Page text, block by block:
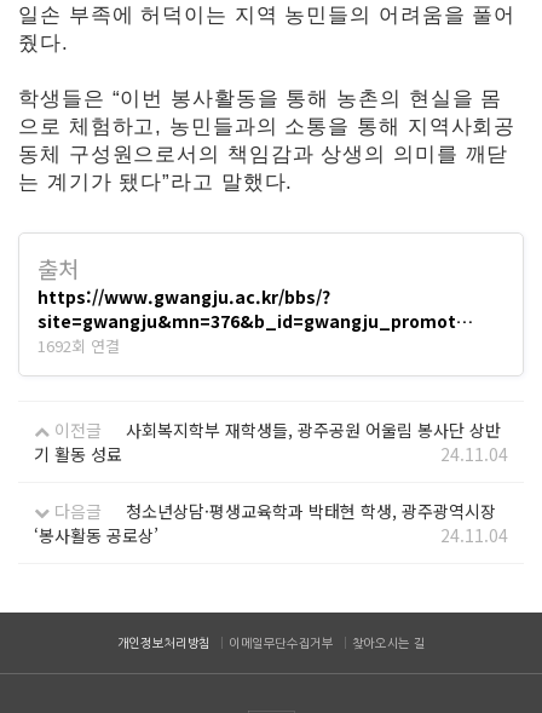
일손 부족에 허덕이는 지역 농민들의 어려움을 풀어
줬다.
학생들은 “이번 봉사활동을 통해 농촌의 현실을 몸
으로 체험하고, 농민들과의 소통을 통해 지역사회공
동체 구성원으로서의 책임감과 상생의 의미를 깨닫
는 계기가 됐다”라고 말했다.
출처
https://www.gwangju.ac.kr/bbs/?
site=gwangju&mn=376&b_id=gwangju_promot…
1692회 연결
이전글
사회복지학부 재학생들, 광주공원 어울림 봉사단 상반
기 활동 성료
24.11.04
다음글
청소년상담·평생교육학과 박태현 학생, 광주광역시장
‘봉사활동 공로상’
24.11.04
개인정보처리방침 이메일무단수집거부 찾아오시는 길